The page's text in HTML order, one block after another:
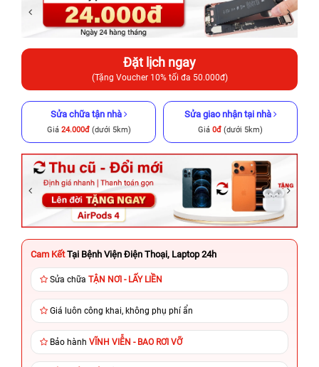
Đặt lịch ngay
(Tặng Voucher 10% tối đa 50.000đ)
Sửa chữa tận nhà
Giá 24.000đ(dưới 5km)
Sửa giao nhận tại nhà
Giá 0đ (dưới 5km)
Cam Kết Tại Bệnh Viện Điện Thoại, Laptop 24h
Sửa chữa TẬN NƠI - LẤY LIỀN
Giá luôn công khai, không phụ phí ẩn
Bảo hành VĨNH VIỄN - BAO RƠI VỠ